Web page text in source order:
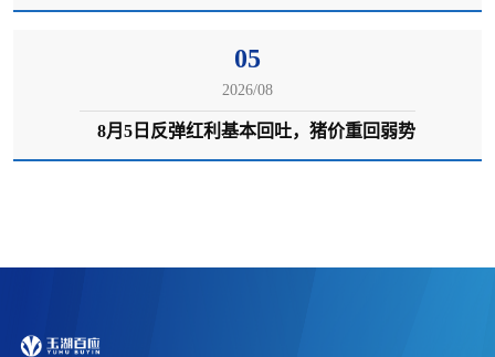
05
2026/08
8月5日反弹红利基本回吐，猪价重回弱势